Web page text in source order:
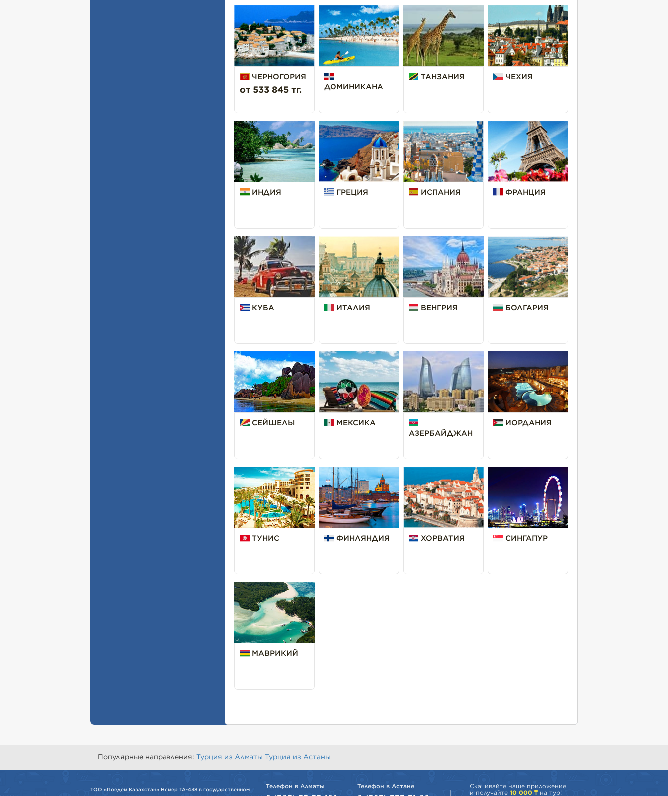
ЧЕРНОГОРИЯ
от 533 845 тг. ДОМИНИКАНА
ТАНЗАНИЯ ЧЕХИЯ
ИНДИЯ ГРЕЦИЯ ИСПАНИЯ ФРАНЦИЯ
КУБА ИТАЛИЯ ВЕНГРИЯ БОЛГАРИЯ
СЕЙШЕЛЫ
МЕКСИКА
АЗЕРБАЙДЖАН
ИОРДАНИЯ
ТУНИС ФИНЛЯНДИЯ ХОРВАТИЯ СИНГАПУР
МАВРИКИЙ
Популярные направления: Турция из Алматы Турция из Астаны
ТОО «Поедем Казахстан» Номер ТА-438 в государственном
Телефон в Алматы Телефон в Астане
Скачивайте наше приложение
и получайте10 000 ₸ на тур!